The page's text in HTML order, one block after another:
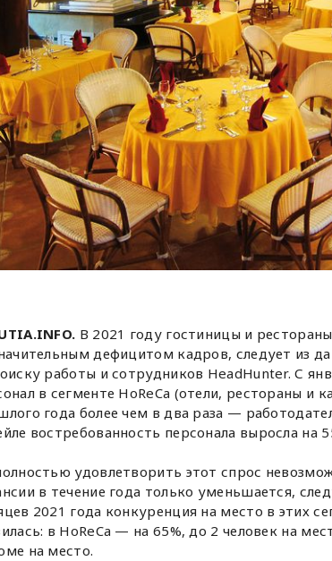
В 2021 году гостиницы и
дефицитом кадров, следует из
работы и сотрудников HeadHunter. С
в сегменте HoReCa (отели, рестораны и
года более чем в два раза —
востребованность персонала выросла на
удовлетворить этот спрос
в течение года только уменьшается,
2021 года конкуренция на место в этих
в HoReCa — на 65%, до 2 человек на
на место.